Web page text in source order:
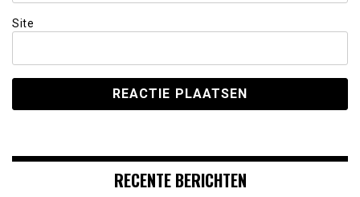
Site
RECENTE BERICHTEN